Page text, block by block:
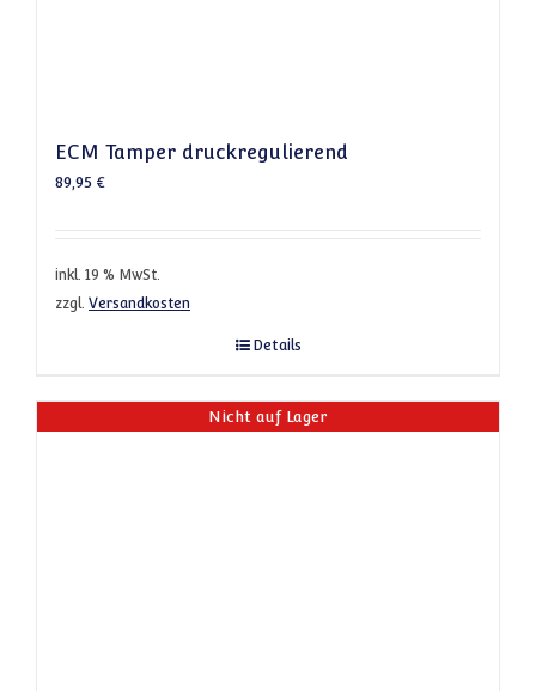
ECM Tamper druckregulierend
89,95 €
inkl. 19 % MwSt.
zzgl. Versandkosten
Details
Nicht auf Lager